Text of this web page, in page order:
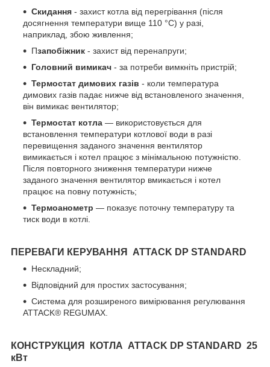
Скидання - захист котла від перегрівання (після
досягнення температури вище 110 °C) у разі,
наприклад, збою живлення;
Пзапобіжник - захист від перенапруги;
Головний вимикач - за потреби вимкніть пристрій;
Термостат димових газів - коли температура
димових газів падає нижче від встановленого значення,
він вимикає вентилятор;
Термостат котла — використовується для
встановлення температури котлової води в разі
перевищення заданого значення вентилятор
вимикається і котел працює з мінімальною потужністю.
Після повторного зниження температури нижче
заданого значення вентилятор вмикається і котел
працює на повну потужність;
Термоанометр — показує поточну температуру та
тиск води в котлі.
ПЕРЕВАГИ КЕРУВАННЯ ATTACK DP STANDARD
Нескладний;
Відповідний для простих застосування;
Система для розширеного вимірювання регулювання
ATTACK® REGUMAX.
КОНСТРУКЦИЯ КОТЛА ATTACK DP STANDARD 25
кВт